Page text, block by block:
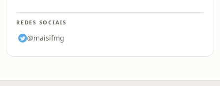
REDES SOCIAIS
@maisifmg